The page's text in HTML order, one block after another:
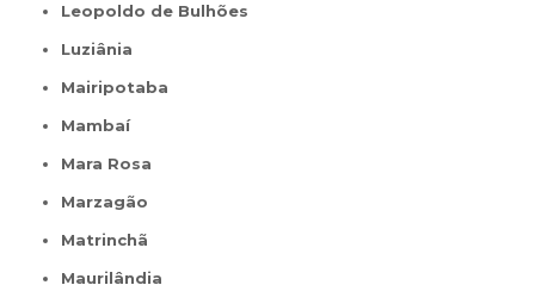
Leopoldo de Bulhões
Luziânia
Mairipotaba
Mambaí
Mara Rosa
Marzagão
Matrinchã
Maurilândia